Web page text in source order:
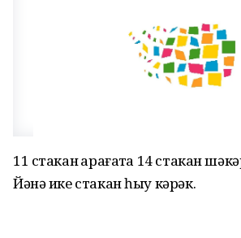
11 стакан ҡарағатҡа 14 стакан
Йәнә ике стакан һыу кәрәк.